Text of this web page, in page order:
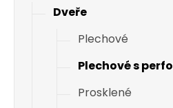
Dveře
Plechové
Plechové s
Prosklené